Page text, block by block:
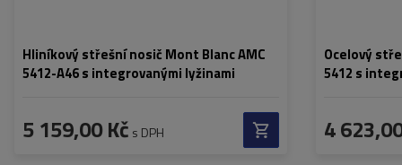
Hliníkový střešní nosič Mont Blanc AMC
5412-A46 s integrovanými lyžinami
5 159,00 Kč s DPH
Ocelový
5412 s
4